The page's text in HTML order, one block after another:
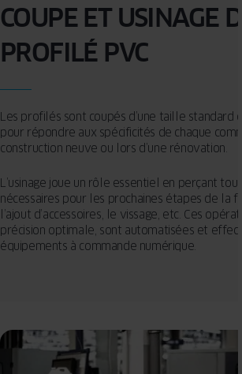
COUPE ET USINAGE
PROFILÉ PVC
Les profilés sont coupés d’une taille standard
pour répondre aux spécificités de chaque
construction neuve ou lors d’une rénovation.
L’usinage joue un rôle essentiel en perçant
nécessaires pour les prochaines étapes de la
l’ajout d’accessoires, le vissage, etc. Ces
précision optimale, sont automatisées et
équipements à commande numérique.